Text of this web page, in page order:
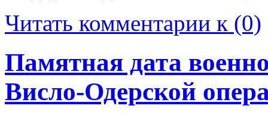
Читать комментарии к (0)
Памятная дата
Висло-Одерской